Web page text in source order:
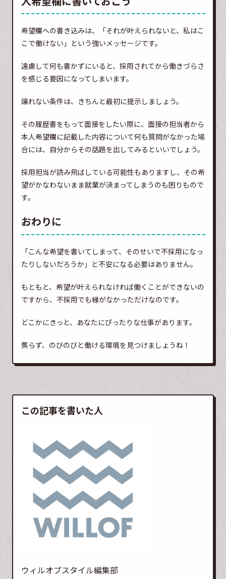
希望欄への書き込みは、「それが叶えられないと、私はこ
こで働けない」という強いメッセージです。
遠慮して何も書かずにいると、採用されてから働きづらさ
を感じる要因になってしまいます。
譲れない条件は、きちんと最初に提示しましょう。
その履歴書をもって面接をしたい際に、面接の担当者から
本人希望欄に記載した内容について何も質問がなかった場
合には、自分からその話題を出してみるといいでしょう。
採用担当が読み飛ばしている可能性もありますし、その希
望がかなわないまま就業が決まってしまうのも困りもので
す。
おわりに
「こんな希望を書いてしまって、そのせいで不採用になっ
たりしないだろうか」と不安になる必要はありません。
もともと、希望が叶えられなければ働くことができないの
ですから、不採用でも縁がなかっただけなのです。
どこかにきっと、あなたにぴったりな仕事があります。
焦らず、のびのびと働ける環境を見つけましょうね！
この記事を書いた人
ウィルオブスタイル編集部